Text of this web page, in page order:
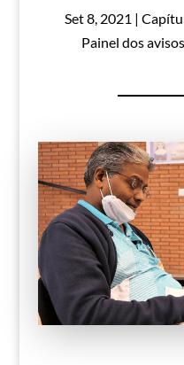
Set 8, 2021 |
Painel dos avisos